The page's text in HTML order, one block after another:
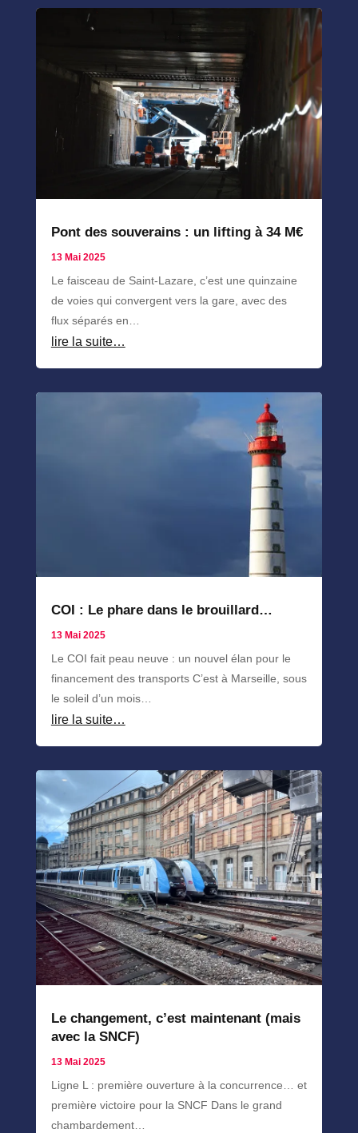
Pont des souverains : un lifting à 34 M€
13 Mai 2025
Le faisceau de Saint-Lazare, c’est une quinzaine
de voies qui convergent vers la gare, avec des
flux séparés en…
lire la suite…
COI : Le phare dans le brouillard…
13 Mai 2025
Le COI fait peau neuve : un nouvel élan pour le
financement des transports C’est à Marseille, sous
le soleil d’un mois…
lire la suite…
Le changement, c’est maintenant (mais
avec la SNCF)
13 Mai 2025
Ligne L : première ouverture à la concurrence… et
première victoire pour la SNCF Dans le grand
chambardement…